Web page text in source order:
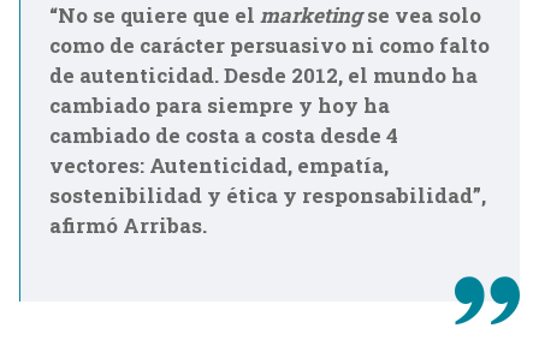
“No se quiere que el marketingse vea solo
como de carácter persuasivo ni como falto
de autenticidad. Desde 2012, el mundo ha
cambiado para siempre y hoy ha
cambiado de costa a costa desde 4
vectores: Autenticidad, empatía,
sostenibilidad y ética y responsabilidad”,
afirmó Arribas.